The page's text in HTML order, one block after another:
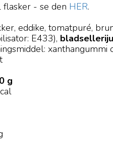
flasker - se den HER.
eddike, tomatpuré,
E433),
g